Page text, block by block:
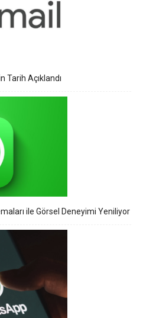
Tarih Açıklandı
ile Görsel Deneyimi Yeniliyor